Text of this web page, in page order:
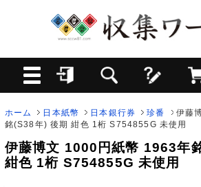
ホーム 日本紙幣 日本銀行券 珍番
伊藤
銘(S38年) 後期 紺色 1桁 S754855G 未使用
伊藤博文 1000円紙幣 1963年
紺色 1桁 S754855G 未使用